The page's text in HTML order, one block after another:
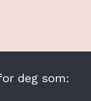
deg som: